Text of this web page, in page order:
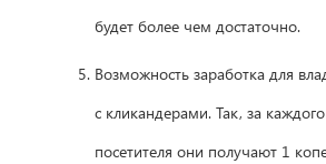
будет более чем достаточно.
Возможность заработка для
с кликандерами. Так, за
посетителя они получают 1